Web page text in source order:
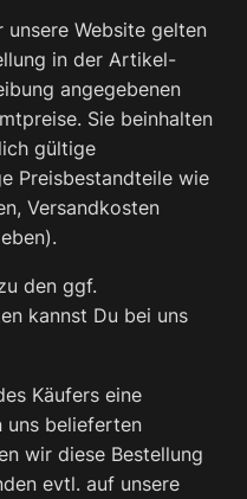
unsere Website gelten
in der Artikel-
angegebenen
Sie beinhalten
gültige
Preisbestandteile wie
Versandkosten
den ggf.
kannst Du bei uns
Käufers eine
uns belieferten
wir diese Bestellung
evtl. auf unsere